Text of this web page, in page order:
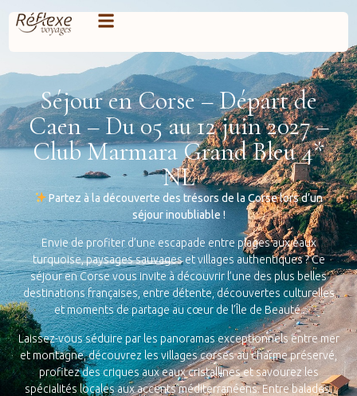
Séjour en Corse – Départ de
Caen – Du 05 au 12 juin 2027 –
Club Marmara Grand Bleu 4*
NL
Partez à la découverte des trésors de la Corse lors d’un
séjour inoubliable !
Envie de profiter d’une escapade entre plages aux eaux
turquoise, paysages sauvages et villages authentiques ? Ce
séjour en Corse vous invite à découvrir l’une des plus belles
destinations françaises, entre détente, découvertes culturelles
et moments de partage au cœur de l’Île de Beauté.
Laissez-vous séduire par les panoramas exceptionnels entre mer
et montagne, découvrez les villages corses au charme préservé,
profitez des criques aux eaux cristallines et savourez les
spécialités locales aux accents méditerranéens. Entre balades,